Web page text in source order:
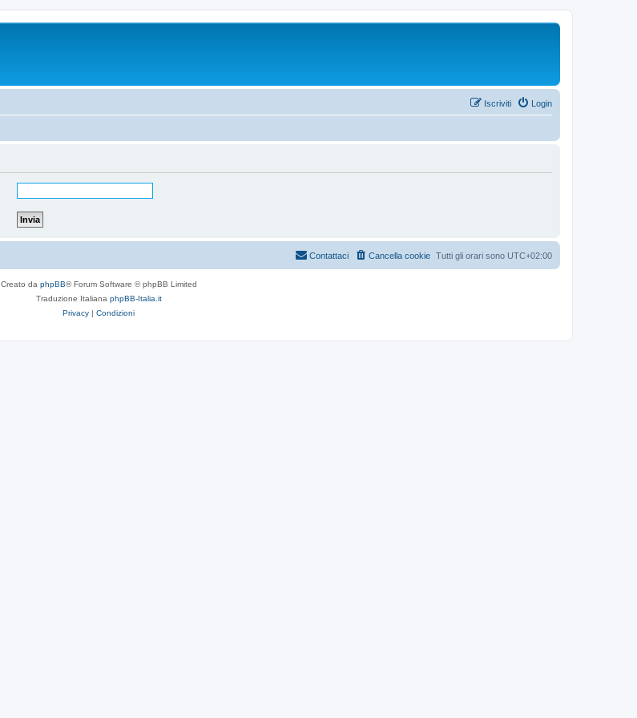
Login
Iscriviti
Tutti gli orari sono UTC+02:00
Cancella cookie
Contattaci
Creato da phpBB® Forum Software © phpBB Limited
Traduzione Italiana phpBB-Italia.it
Privacy | Condizioni